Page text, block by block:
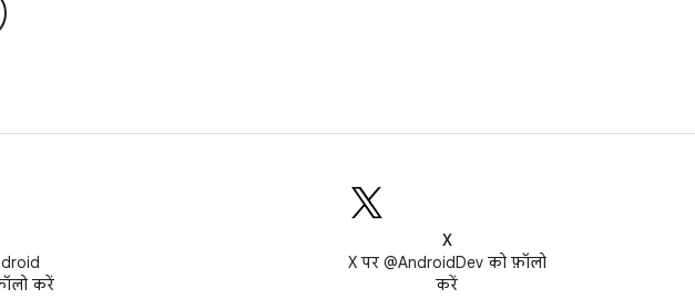
करें
X
X पर @AndroidDev को फ़ॉलो
करें